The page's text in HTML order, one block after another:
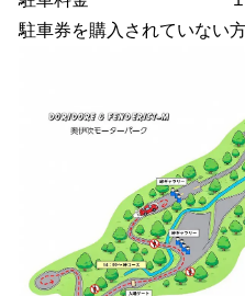
駐車券を購入されていない